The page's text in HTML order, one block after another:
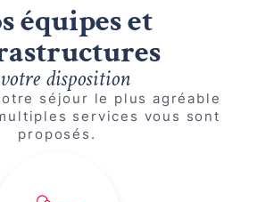
équipes et
disposition
séjour le plus agréable
services vous sont
proposés.